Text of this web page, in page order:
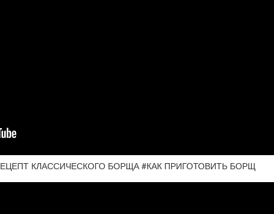
КЛАССИЧЕСКОГО БОРЩА #КАК ПРИГОТОВИТЬ БОРЩ